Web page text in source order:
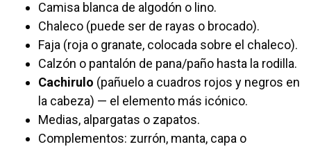
Camisa blanca de algodón o lino.
Chaleco (puede ser de rayas o brocado).
Faja (roja o granate, colocada sobre el chaleco).
Calzón o pantalón de pana/paño hasta la rodilla.
Cachirulo (pañuelo a cuadros rojos y negros en
la cabeza) — el elemento más icónico.
Medias, alpargatas o zapatos.
Complementos: zurrón, manta, capa o